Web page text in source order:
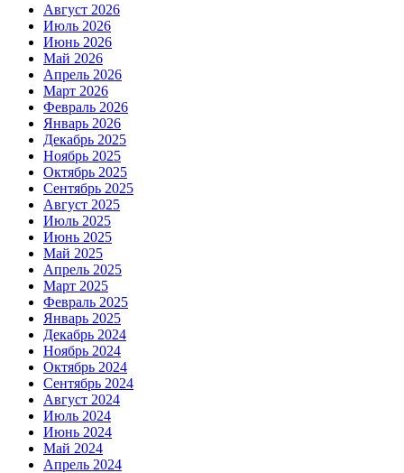
Август 2026
Июль 2026
Июнь 2026
Май 2026
Апрель 2026
Март 2026
Февраль 2026
Январь 2026
Декабрь 2025
Ноябрь 2025
Октябрь 2025
Сентябрь 2025
Август 2025
Июль 2025
Июнь 2025
Май 2025
Апрель 2025
Март 2025
Февраль 2025
Январь 2025
Декабрь 2024
Ноябрь 2024
Октябрь 2024
Сентябрь 2024
Август 2024
Июль 2024
Июнь 2024
Май 2024
Апрель 2024